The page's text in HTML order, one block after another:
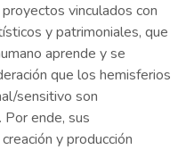
vinculados con
y patrimoniales, que
aprende y se
que los hemisferios
sensitivo son
ende, sus
y producción